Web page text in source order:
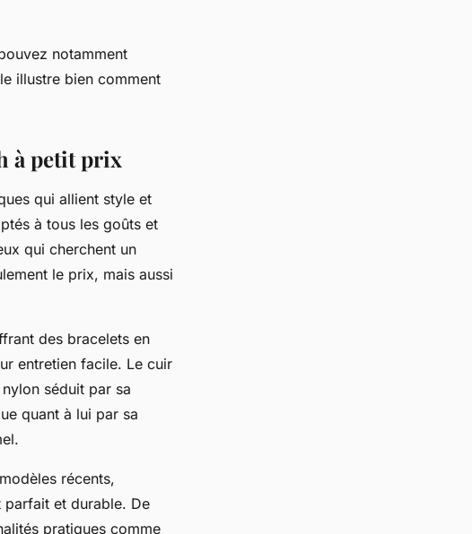
notamment
illustre bien comment
à petit prix
qui allient style et
à tous les goûts et
qui cherchent un
le prix, mais aussi
des bracelets en
entretien facile. Le cuir
séduit par sa
quant à lui par sa
récents,
parfait et durable. De
pratiques comme